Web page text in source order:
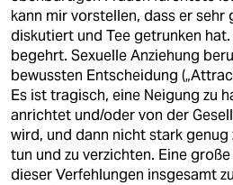
kann mir vorstellen, dass er sehr
diskutiert und Tee getrunken
begehrt. Sexuelle Anziehung
bewussten Entscheidung
Es ist tragisch, eine Neigung zu
anrichtet und/oder von der
wird, und dann nicht stark genug
tun und zu verzichten. Eine
dieser Verfehlungen insgesamt